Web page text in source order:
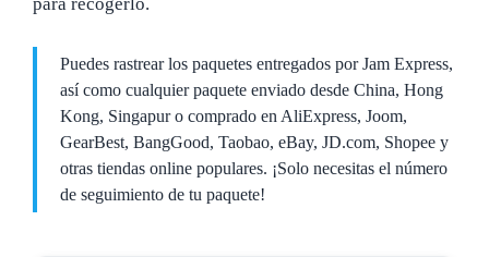
Puedes rastrear los paquetes entregados por Jam Express,
así como cualquier paquete enviado desde China, Hong
Kong, Singapur o comprado en AliExpress, Joom,
GearBest, BangGood, Taobao, eBay, JD.com, Shopee y
otras tiendas online populares. ¡Solo necesitas el número
de seguimiento de tu paquete!